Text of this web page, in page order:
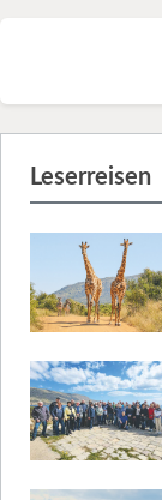
Leserreisen